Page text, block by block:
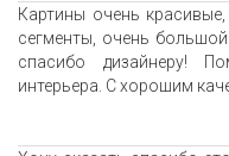
Картины очень
сегменты, очень
спасибо дизайнеру!
интерьера. С хорошим